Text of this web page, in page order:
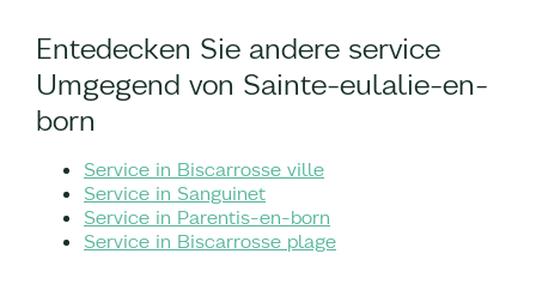
Entedecken Sie andere service
Umgegend von Sainte-eulalie-en-
born
Service in Biscarrosse ville
Service in Sanguinet
Service in Parentis-en-born
Service in Biscarrosse plage